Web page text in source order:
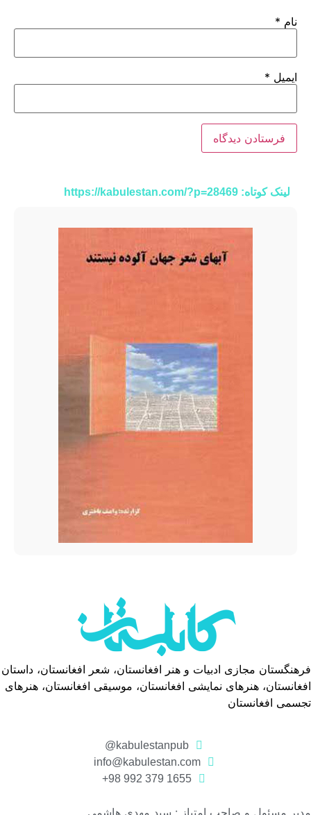
لینک کوتاه: https://kabulestan.com/?p=28469
نام *
ایمیل *
فرهنگستان مجازی ادبیات و هنر افغانستان، شعر افغانستان، داستان
افغانستان، هنرهای نمایشی افغانستان، موسیقی افغانستان، هنرهای
تجسمی افغانستان
kabulestanpub@
info@kabulestan.com
1655 379 992 98+